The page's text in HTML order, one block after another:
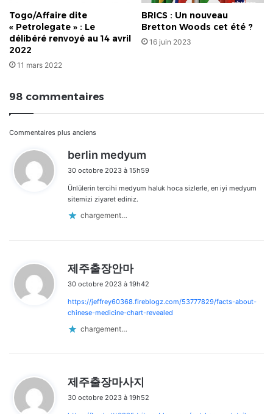
Togo/Affaire dite
« Petrolegate » : Le
délibéré renvoyé au 14 avril
2022
11 mars 2022
BRICS : Un nouveau
Bretton Woods cet été ?
16 juin 2023
98 commentaires
Navigation
dans
les
commentaires
Commentaires plus anciens
berlin medyum
t
30 octobre 2023 à 15h59
Ünlülerin tercihi medyum haluk hoca sizlerle, en iyi medyum
sitemizi ziyaret ediniz.
chargement…
제주출장안마
t
:
30 octobre 2023 à 19h42
https://jeffrey60368.fireblogz.com/53777829/facts-about-
chinese-medicine-chart-revealed
chargement…
제주출장마사지
t
30 octobre 2023 à 19h52